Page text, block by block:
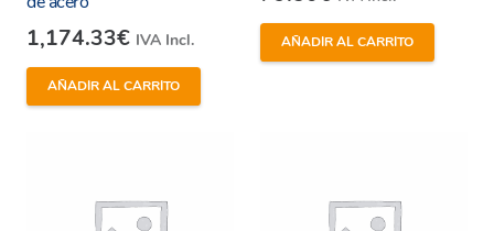
1,174.33€ IVA Incl.
AÑADIR AL CARRITO
AÑADIR AL CARRITO